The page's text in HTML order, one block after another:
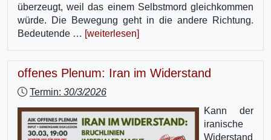
überzeugt, weil das einem Selbstmord gleichkommen
würde. Die Bewegung geht in die andere Richtung.
Bedeutende … [weiterlesen]
offenes Plenum: Iran im Widerstand
Termin: 30/3/2026
Kann der
iranische
Widerstand